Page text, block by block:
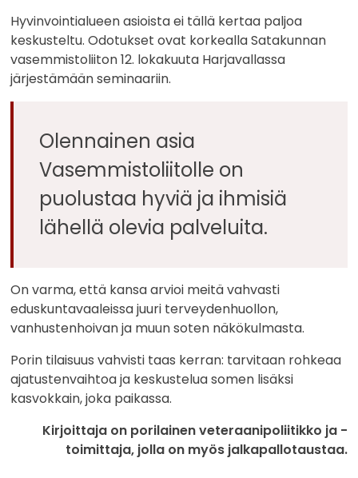
Hyvinvointialueen asioista ei tällä kertaa paljoa
keskusteltu. Odotukset ovat korkealla Satakunnan
vasemmistoliiton 12. lokakuuta Harjavallassa
järjestämään seminaariin.
Olennainen asia
Vasemmistoliitolle on
puolustaa hyviä ja ihmisiä
lähellä olevia palveluita.
On varma, että kansa arvioi meitä vahvasti
eduskuntavaaleissa juuri terveydenhuollon,
vanhustenhoivan ja muun soten näkökulmasta.
Porin tilaisuus vahvisti taas kerran: tarvitaan rohkeaa
ajatustenvaihtoa ja keskustelua somen lisäksi
kasvokkain, joka paikassa.
Kirjoittaja on porilainen veteraanipoliitikko ja -
toimittaja, jolla on myös jalkapallotaustaa.